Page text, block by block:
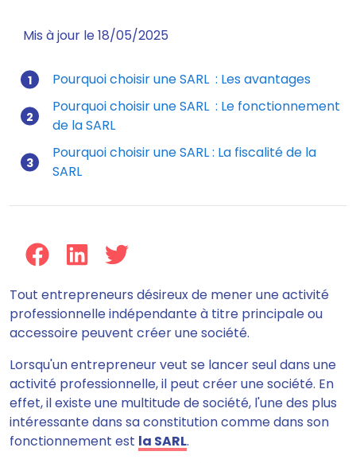
Mis à jour le 18/05/2025
Pourquoi choisir une SARL : Les avantages
Pourquoi choisir une SARL : Le fonctionnement
de la SARL
Pourquoi choisir une SARL : La fiscalité de la
SARL
Tout entrepreneurs désireux de mener une activité
professionnelle indépendante à titre principale ou
accessoire peuvent créer une société.
Lorsqu'un entrepreneur veut se lancer seul dans une
activité professionnelle, il peut créer une société. En
effet, il existe une multitude de société, l'une des plus
intéressante dans sa constitution comme dans son
fonctionnement est la SARL.